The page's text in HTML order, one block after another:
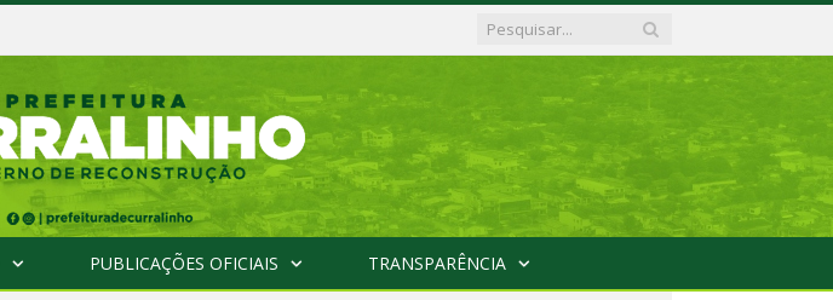
PUBLICAÇÕES OFICIAIS TRANSPARÊNCIA